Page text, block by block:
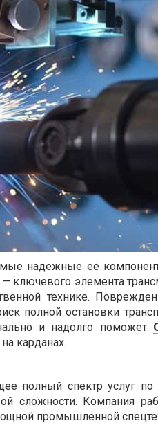
надежные её
— ключевого элемента
технике.
полной остановки
и надолго поможет
карданах.
полный спектр услуг по
сложности. Компания
промышленной